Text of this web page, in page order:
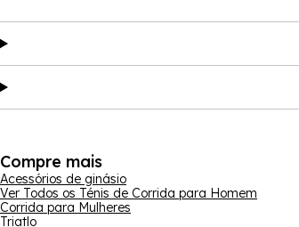
Compre mais
Acessórios de ginásio
Ver Todos os Ténis de Corrida para Homem
Corrida para Mulheres
Triatlo